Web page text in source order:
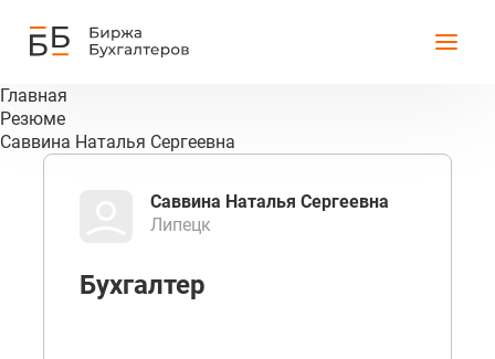
Главная
Резюме
Саввина Наталья Сергеевна
Саввина Наталья Сергеевна
Липецк
Бухгалтер